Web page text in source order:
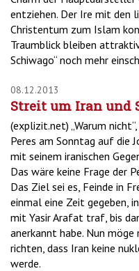
entziehen. Der Ire mit den
Christentum zum Islam
Traumblick bleiben
Schiwago“ noch mehr
08.12.2013
Streit um Iran und
(explizit.net) „Warum
Peres am Sonntag auf die
mit seinem iranischen
Das wäre keine Frage der
Das Ziel sei es, Feinde in
einmal eine Zeit gegeben,
mit Yasir Arafat traf, bis
anerkannt habe. Nun
richten, dass Iran keine
werde.